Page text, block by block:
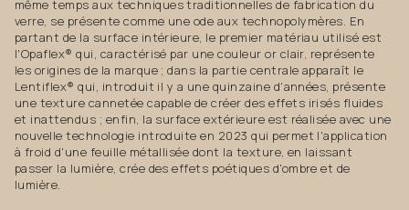
même temps aux techniques traditionnelles de fabrication du
verre, se présente comme une ode aux technopolymères. En
partant de la surface intérieure, le premier matériau utilisé est
l'Opaflex® qui, caractérisé par une couleur or clair, représente
les origines de la marque ; dans la partie centrale apparaît le
Lentiflex® qui, introduit il y a une quinzaine d'années, présente
une texture cannetée capable de créer des effets irisés fluides
et inattendus ; enfin, la surface extérieure est réalisée avec une
nouvelle technologie introduite en 2023 qui permet l'application
à froid d'une feuille métallisée dont la texture, en laissant
passer la lumière, crée des effets poétiques d'ombre et de
lumière.